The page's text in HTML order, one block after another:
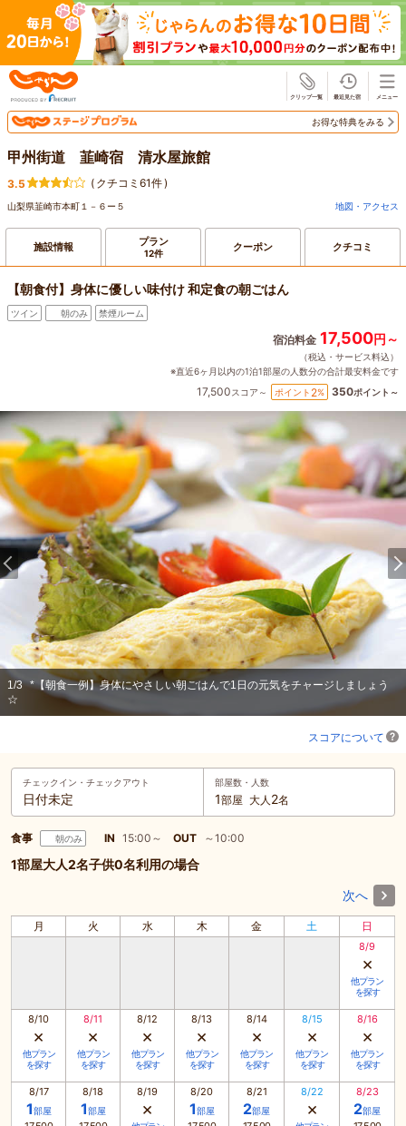
お得な特典をみる
甲州街道 韮崎宿 清水屋旅館
3.5 ( クチコミ61件)
山梨県韮崎市本町１－６ー５ 地図・アクセス
施設情報 プラン
12件 クーポン クチコミ
【朝食付】身体に優しい味付け 和定食の朝ごはん
ツイン 朝のみ 禁煙ルーム
宿泊料金 17,500円～
（税込・サービス料込）
※直近6ヶ月以内の1泊1部屋の人数分の合計最安料金です
17,500スコア～ ポイント 2% 350ポイント～
1/3 *【朝食一例】身体にやさしい朝ごはんで1日の元気をチャージしましょう
☆
スコアについて
チェックイン・ チェックアウト
日付未定
部屋数・人数
1部屋 大人 2名
食事 朝のみ IN 15:00～ OUT ～10:00
1部屋大人2名子供0名利用の場合
次へ
月 火 水 木 金 土 日
8/9
×
他プラン
を探す
8/10
×
他プラン
を探す
8/11
×
他プラン
を探す
8/12
×
他プラン
を探す
8/13
×
他プラン
を探す
8/14
×
他プラン
を探す
8/15
×
他プラン
を探す
8/16
×
他プラン
を探す
8/17
1部屋
8/18
1部屋
8/19
×
8/20
1部屋
8/21
2部屋
8/22
×
8/23
2部屋